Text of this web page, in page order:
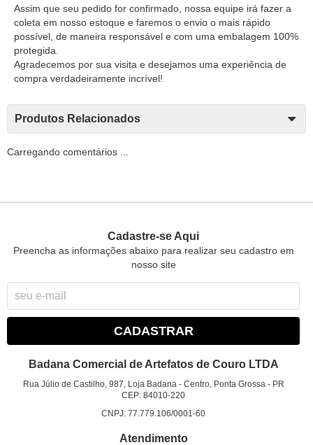
Assim que seu pedido for confirmado, nossa equipe irá fazer a
coleta em nosso estoque e faremos o envio o mais rápido
possível, de maneira responsável e com uma embalagem 100%
protegida.
Agradecemos por sua visita e desejamos uma experiência de
compra verdadeiramente incrível!
Produtos Relacionados
Carregando comentários ...
Cadastre-se Aqui
Preencha as informações abaixo para realizar seu cadastro em
nosso site
CADASTRAR
Badana Comercial de Artefatos de Couro LTDA
Rua Júlio de Castilho, 987, Loja Badana - Centro, Ponta Grossa - PR
CEP: 84010-220
CNPJ: 77.779.106/0001-60
Atendimento